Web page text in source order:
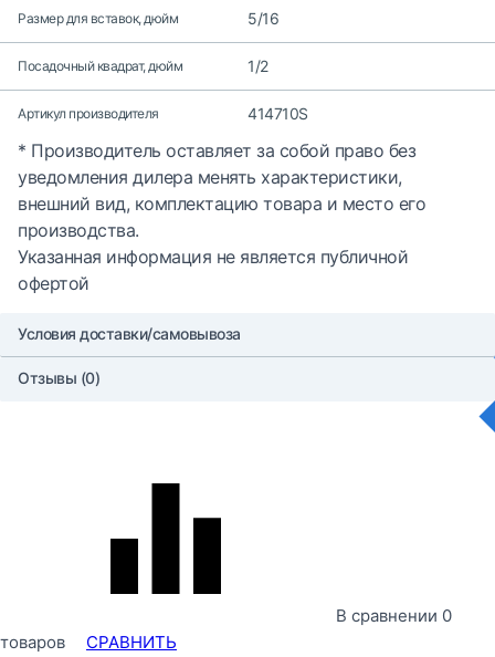
Размер для вставок, дюйм 5/16
Посадочный квадрат, дюйм 1/2
Артикул производителя 414710S
* Производитель оставляет за собой право без
уведомления дилера менять характеристики,
внешний вид, комплектацию товара и место его
производства.
Указанная информация не является публичной
офертой
Условия доставки/самовывоза
Отзывы (0)
В сравнении 0
товаров
СРАВНИТЬ